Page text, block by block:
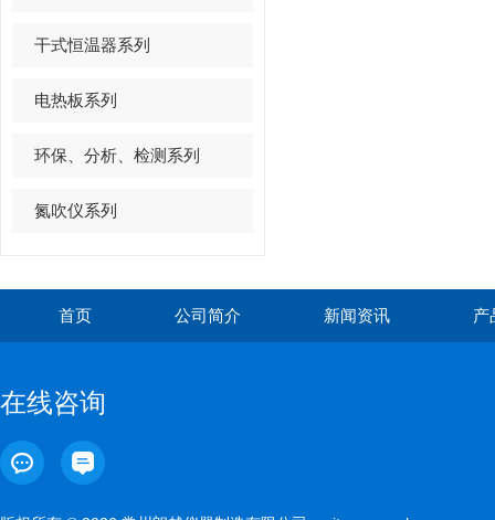
干式恒温器系列
电热板系列
环保、分析、检测系列
氮吹仪系列
首页 公司简介 新闻资讯 产
在线咨询